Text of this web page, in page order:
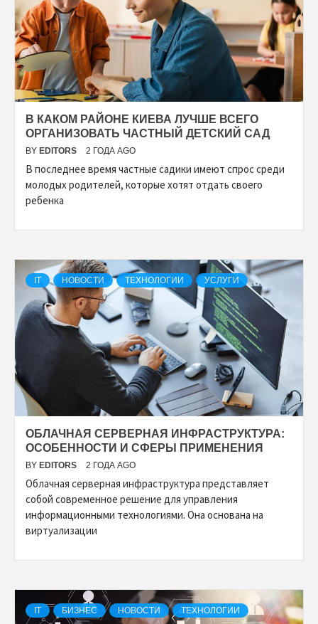
В КАКОМ РАЙОНЕ КИЕВА ЛУЧШЕ ВСЕГО
ОРГАНИЗОВАТЬ ЧАСТНЫЙ ДЕТСКИЙ САД
BY EDITORS 2 ГОДА AGO
В последнее время частные садики имеют спрос среди
молодых родителей, которые хотят отдать своего
ребенка
IT НОВОСТИ ТЕХНОЛОГИИ УСЛУГИ
ОБЛАЧНАЯ СЕРВЕРНАЯ ИНФРАСТРУКТУРА:
ОСОБЕННОСТИ И СФЕРЫ ПРИМЕНЕНИЯ
BY EDITORS 2 ГОДА AGO
Облачная серверная инфраструктура представляет
собой современное решение для управления
информационными технологиями. Она основана на
виртуализации
IT БИЗНЕС НОВОСТИ ТЕХНОЛОГИИ